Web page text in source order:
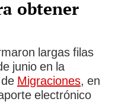
obtener
largas filas
junio en la
Migraciones, en
electrónico